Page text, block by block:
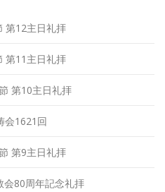
第12主日礼拝
第11主日礼拝
第10主日礼拝
会1621回
第9主日礼拝
会80周年記念礼拝